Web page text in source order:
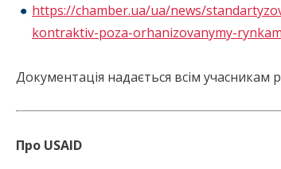
https://chamber.ua/ua/news/
kontraktiv-poza-orhanizovanymy-
Документація надається всім учасникам
Про USAID